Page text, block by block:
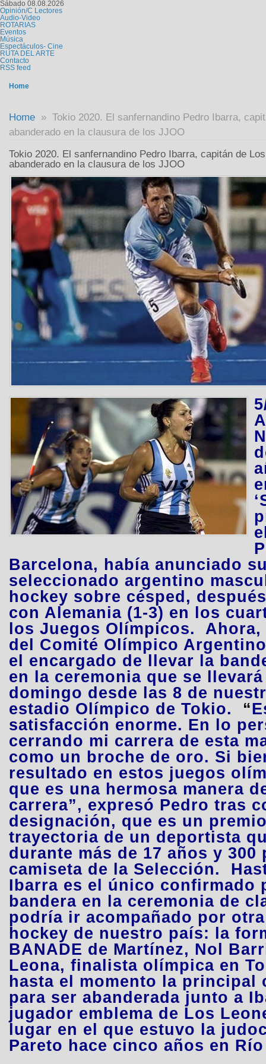
Sábado 08.08.2026
Opinión/C Lectores
Audio-Video
ROTARIAS
Eventos
Música
Espectáculos- Cine
RUTA DEL ARTE
Contacto
RSS feed
Home
Home » Tokio 2020. El sanfernandino Pedro Ibarra,
abanderado en la clausura de los JJOO
Tokio 2020. El sanfernandino Pedro Ibarra, capitán de
abanderado en la clausura de los JJOO
Barcelona, había anunciado
seleccionado argentino
hockey sobre césped,
con Alemania (1-3) en los
los Juegos Olímpicos.
del Comité Olímpico
el encargado de llevar la
en la ceremonia que se
domingo desde las 8 de
estadio Olímpico de Tokio. “
satisfacción enorme. En lo
cerrando mi carrera de esta
como un broche de oro. Si
resultado en estos juegos
que es una hermosa manera
carrera”, expresó Pedro tras
designación, que es un
trayectoria de un deportista
durante más de 17 años y 300
camiseta de la Selección.
Ibarra es el único confirmado
bandera en la ceremonia de
podría ir acompañado por
hockey de nuestro país: la
BANADE de Martínez, Nol
Leona, finalista olímpica en
hasta el momento la principal
para ser abanderada junto a
jugador emblema de Los
lugar en el que estuvo la
Pareto hace cinco años en Río